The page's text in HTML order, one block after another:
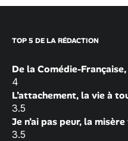
TOP 5 DE LA RÉDACTION
De la Comédie-
4
L’attachement, la vie à
3.5
Je n’ai pas peur, la
3.5